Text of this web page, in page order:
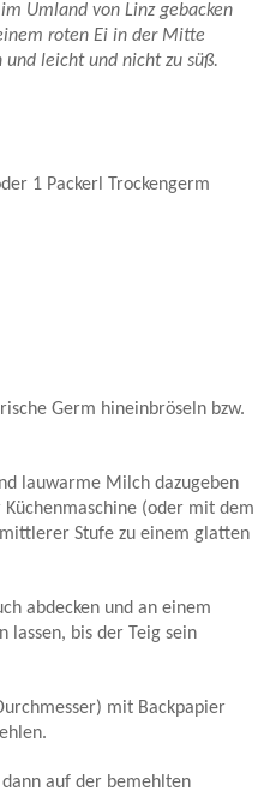
Umland von Linz gebacken
roten Ei in der Mitte
und leicht und nicht zu süß.
1 Packerl Trockengerm
Germ hineinbröseln bzw.
lauwarme Milch dazugeben
(oder mit dem
Stufe zu einem glatten
abdecken und an einem
lassen, bis der Teig sein
mit Backpapier
auf der bemehlten